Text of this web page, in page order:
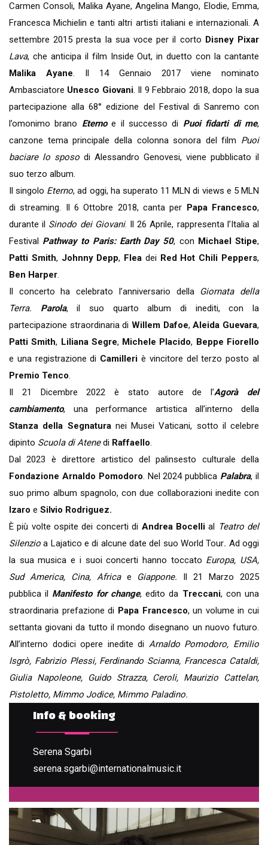
Carmen Consoli, Malika Ayane, Angelina Mango, Elodie, Emma,
Francesca Michielin e tanti altri artisti italiani e internazionali. A
settembre 2015 presta la sua voce per il corto Disney Pixar
Lava, che anticipa il film Inside Out, in duetto con la cantante
Malika Ayane. Il 14 Gennaio 2017 viene nominato
Ambasciatore Unesco Giovani. Il 9 Febbraio 2018, dopo la sua
partecipazione alla 68° edizione del Festival di Sanremo con
l’omonimo brano Eternoe il successo di Puoi fidarti di me,
canzone tema principale della colonna sonora del film Puoi
baciare lo sposo di Alessandro Genovesi, viene pubblicato il
suo terzo album.
Il singolo Eterno, ad oggi, ha superato 11 MLN di views e 5 MLN
di streaming. Il 6 Ottobre 2018, canta per Papa Francesco,
durante il Sinodo dei Giovani. Il 26 Aprile, rappresenta l’Italia al
Festival Pathway to Paris: Earth Day 50, con Michael Stipe,
Patti Smith, Johnny Depp, Flea dei Red Hot Chili Peppers,
Ben Harper.
Il concerto ha celebrato l’anniversario della Giornata della
Terra. Parola, il suo quarto album di inediti, con la
partecipazione straordinaria di Willem Dafoe,Aleida Guevara,
Patti Smith, Liliana Segre, Michele Placido, Beppe Fiorello
e una registrazione di Camilleriè vincitore del terzo posto al
Premio Tenco.
Il 21 Dicembre 2022 è stato autore de l’Agorà del
cambiamento, una performance artistica all’interno della
Stanza della Segnatura nei Musei Vaticani, sotto il celebre
dipinto Scuola di Atenedi Raffaello.
Dal 2023 è direttore artistico del palinsesto culturale della
Fondazione Arnaldo Pomodoro. Nel 2024 pubblica Palabra, il
suo primo album spagnolo, con due collaborazioni inedite con
Izaro e Silvio Rodriguez.
È più volte ospite dei concerti di Andrea Bocellial Teatro del
Silenzioa Lajatico e di alcune date del suo World Tour. Ad oggi
la sua musica e i suoi concerti hanno toccato Europa, USA,
Sud America, Cina, Africa e Giappone. Il 21 Marzo 2025
pubblica il Manifesto for change, edito da Treccani, con una
straordinaria prefazione di Papa Francesco, un volume in cui
settanta giovani da tutto il mondo disegnano un nuovo futuro.
All’interno dodici opere inedite di Arnaldo Pomodoro, Emilio
Isgrò, Fabrizio Plessi, Ferdinando Scianna, Francesca Cataldi,
Giulia Napoleone, Guido Strazza, Ceroli, Maurizio Cattelan,
Pistoletto, Mimmo Jodice, Mimmo Paladino.
Info & booking
Serena Sgarbi
serena.sgarbi@internationalmusic.it